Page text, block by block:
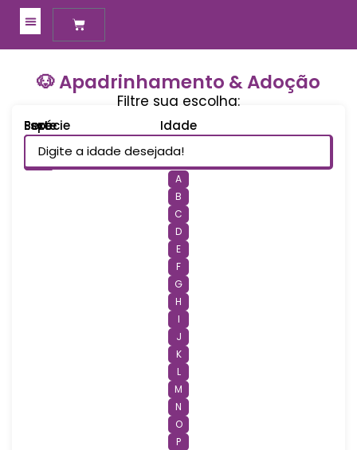
🐶 Apadrinhamento & Adoção
Filtre sua escolha:
Espécie
Sexo
Porte Idade
A
B
C
D
E
F
G
H
I
J
K
L
M
N
O
P